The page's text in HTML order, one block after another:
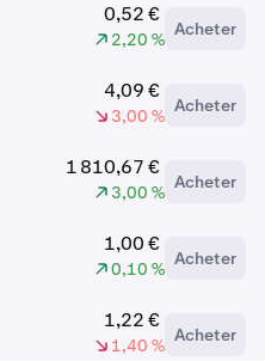
0,52 €
2,20 %
Acheter
4,09 €
3,00 %
Acheter
1 810,67 €
3,00 %
Acheter
1,00 €
0,10 %
Acheter
1,22 €
1,40 %
Acheter